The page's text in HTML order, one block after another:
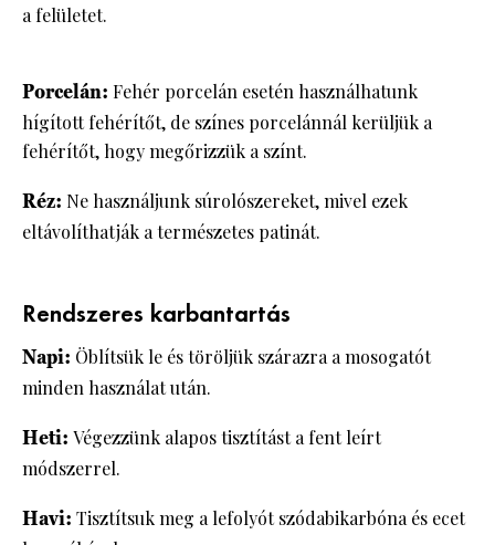
a felületet.
Porcelán: Fehér porcelán esetén használhatunk
hígított fehérítőt, de színes porcelánnál kerüljük a
fehérítőt, hogy megőrizzük a színt.
Réz: Ne használjunk súrolószereket, mivel ezek
eltávolíthatják a természetes patinát.
Rendszeres karbantartás
Napi: Öblítsük le és töröljük szárazra a mosogatót
minden használat után.
Heti: Végezzünk alapos tisztítást a fent leírt
módszerrel.
Havi: Tisztítsuk meg a lefolyót szódabikarbóna és ecet